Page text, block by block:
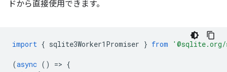
ドから直接使用できます。
import { sqlite3Worker1Promiser } from
(async () => {